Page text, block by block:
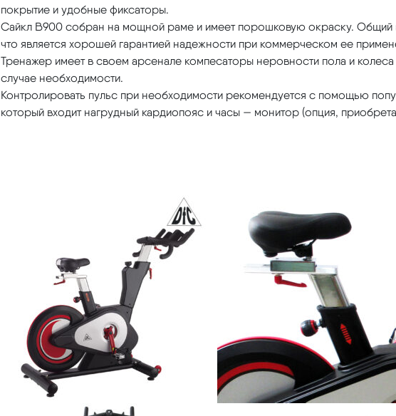
покрытие и удобные фиксаторы.
Сайкл B900 собран на мощной раме и имеет порошковую окраску. Общий
что является хорошей гарантией надежности при коммерческом ее
Тренажер имеет в своем арсенале компесаторы неровности пола и
случае необходимости.
Контролировать пульс при необходимости рекомендуется с помощью
который входит нагрудный кардиопояс и часы — монитор (опция,